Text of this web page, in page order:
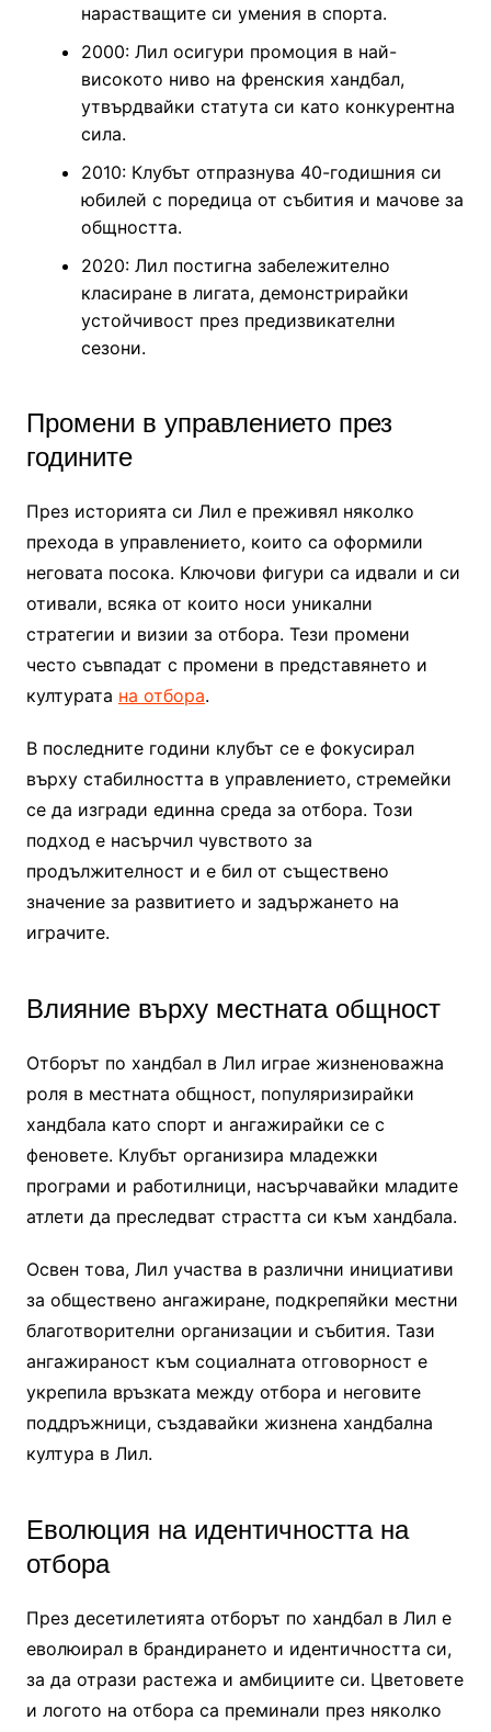
нарастващите си умения в спорта.
2000: Лил осигури промоция в най-
високото ниво на френския хандбал,
утвърдвайки статута си като конкурентна
сила.
2010: Клубът отпразнува 40-годишния си
юбилей с поредица от събития и мачове за
общността.
2020: Лил постигна забележително
класиране в лигата, демонстрирайки
устойчивост през предизвикателни
сезони.
Промени в управлението през
годините
През историята си Лил е преживял няколко
прехода в управлението, които са оформили
неговата посока. Ключови фигури са идвали и си
отивали, всяка от които носи уникални
стратегии и визии за отбора. Тези промени
често съвпадат с промени в представянето и
културата на отбора.
В последните години клубът се е фокусирал
върху стабилността в управлението, стремейки
се да изгради единна среда за отбора. Този
подход е насърчил чувството за
продължителност и е бил от съществено
значение за развитието и задържането на
играчите.
Влияние върху местната общност
Отборът по хандбал в Лил играе жизненоважна
роля в местната общност, популяризирайки
хандбала като спорт и ангажирайки се с
феновете. Клубът организира младежки
програми и работилници, насърчавайки младите
атлети да преследват страстта си към хандбала.
Освен това, Лил участва в различни инициативи
за обществено ангажиране, подкрепяйки местни
благотворителни организации и събития. Тази
ангажираност към социалната отговорност е
укрепила връзката между отбора и неговите
поддръжници, създавайки жизнена хандбална
култура в Лил.
Еволюция на идентичността на
отбора
През десетилетията отборът по хандбал в Лил е
еволюирал в брандирането и идентичността си,
за да отрази растежа и амбициите си. Цветовете
и логото на отбора са преминали през няколко